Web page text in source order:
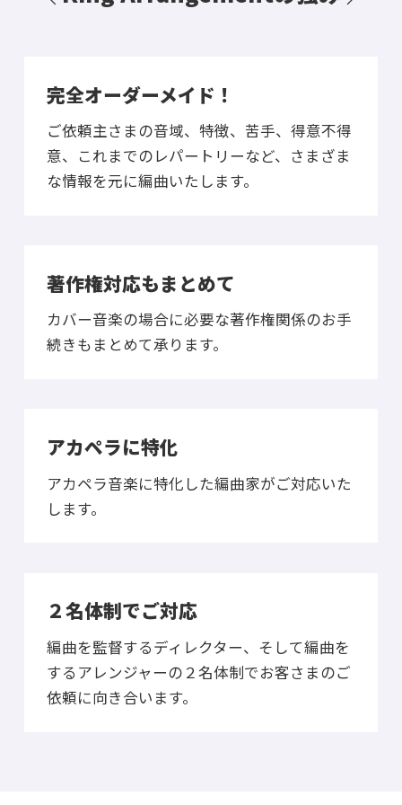
完全オーダーメイド！
ご依頼主さまの音域、特徴、苦手、得意不得
意、これまでのレパートリーなど、さまざま
な情報を元に編曲いたします。
著作権対応もまとめて
カバー音楽の場合に必要な著作権関係のお手
続きもまとめて承ります。
アカペラに特化
アカペラ音楽に特化した編曲家がご対応いた
します。
２名体制でご対応
編曲を監督するディレクター、そして編曲を
するアレンジャーの２名体制でお客さまのご
依頼に向き合います。